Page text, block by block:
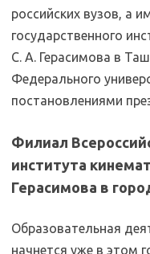
российских вузов, а
государственного
С. А. Герасимова в
Федерального
постановлениями
Филиал
института
Герасимова в
Образовательная
начнется уже в этом